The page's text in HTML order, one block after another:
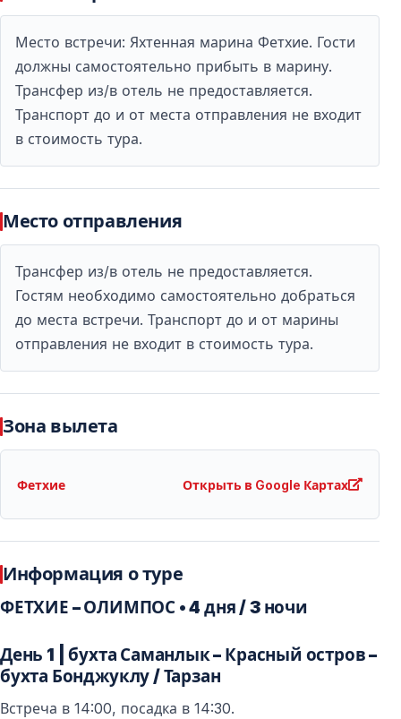
Место встречи: Яхтенная марина Фетхие. Гости
должны самостоятельно прибыть в марину.
Трансфер из/в отель не предоставляется.
Транспорт до и от места отправления не входит
в стоимость тура.
Место отправления
Трансфер из/в отель не предоставляется.
Гостям необходимо самостоятельно добраться
до места встречи. Транспорт до и от марины
отправления не входит в стоимость тура.
Зона вылета
Фетхие Открыть в Google Картах
Информация о туре
ФЕТХИЕ – ОЛИМПОС • 4 дня / 3 ночи
День 1 | бухта Саманлык – Красный остров –
бухта Бонджуклу / Тарзан
Встреча в 14:00, посадка в 14:30.